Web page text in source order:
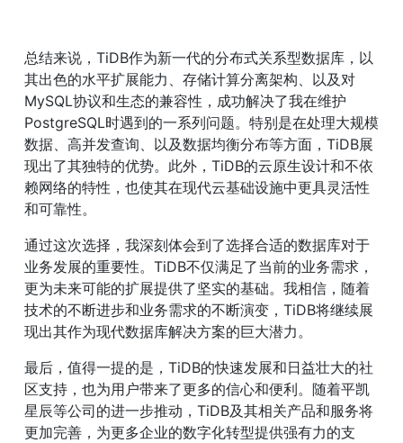
总结来说，TiDB作为新一代的分布式关系型数据库，以
其出色的水平扩展能力、存储计算分离架构、以及对
MySQL协议和生态的兼容性，成功解决了我在维护
PostgreSQL时遇到的一系列问题。特别是在处理大规模
数据、高并发查询、以及数据均衡分布等方面，TiDB展
现出了其独特的优势。此外，TiDB的云原生设计和不依
赖网络的特性，也使其在现代云基础设施中更具灵活性
和可靠性。
通过这次选择，我深刻体会到了选择合适的数据库对于
业务发展的重要性。TiDB不仅满足了当前的业务需求，
更为未来可能的扩展提供了坚实的基础。我相信，随着
技术的不断进步和业务需求的不断演变，TiDB将继续展
现出其作为现代数据库解决方案的巨大潜力。
最后，值得一提的是，TiDB的快速发展和日益壮大的社
区支持，也为用户带来了更多的信心和便利。随着平凯
星辰等公司的进一步推动，TiDB及其相关产品和服务将
更加完善，为更多企业的数字化转型提供强有力的支